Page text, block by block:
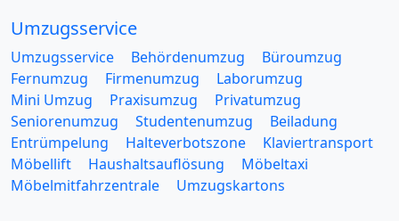
Umzugsservice
Umzugsservice Behördenumzug
Büroumzug
Fernumzug
Firmenumzug
Laborumzug
Mini Umzug
Praxisumzug
Privatumzug
Seniorenumzug
Studentenumzug
Beiladung
Entrümpelung
Halteverbotszone
Klaviertransport
Möbellift
Haushaltsauflösung
Möbeltaxi
Möbelmitfahrzentrale
Umzugskartons